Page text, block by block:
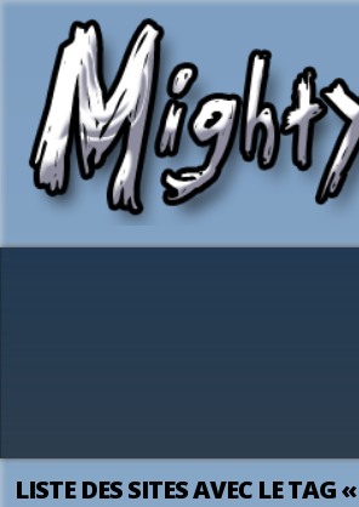
LISTE DES SITES AVEC LE TAG